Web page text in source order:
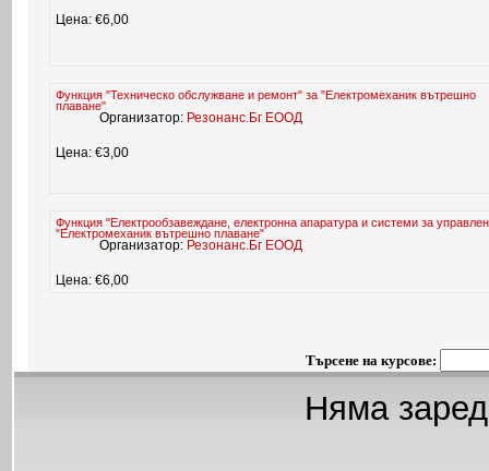
Цена: €6,00
Функция "Техническо обслужване и ремонт" за "Електромеханик вътрешно
плаване"
Организатор: Резонанс.Бг ЕООД
Цена: €3,00
Функция "Електрообзавеждане, електронна апаратура и системи за
"Електромеханик вътрешно плаване"
Организатор: Резонанс.Бг ЕООД
Цена: €6,00
Търсене на курсове:
Няма